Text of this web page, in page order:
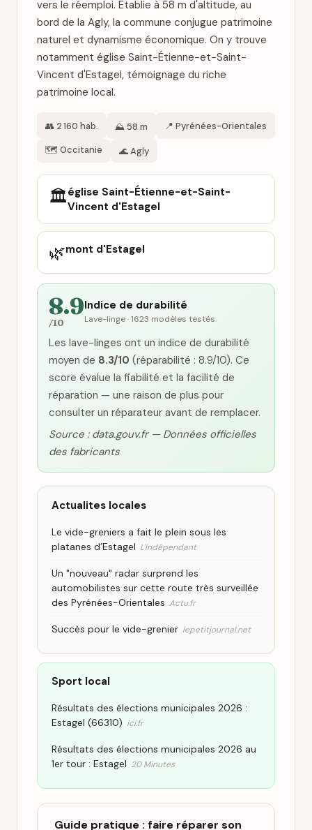
vers le réemploi. Établie à 58 m d'altitude, au
bord de la Agly, la commune conjugue patrimoine
naturel et dynamisme économique. On y trouve
notamment église Saint-Étienne-et-Saint-
Vincent d'Estagel, témoignage du riche
patrimoine local.
👥 2 160 hab. ⛰️ 58 m 📍 Pyrénées-Orientales
🗺️ Occitanie 🌊 Agly
🏛️église Saint-Étienne-et-Saint-
Vincent d'Estagel
🌿mont d'Estagel
8.9
/10
Indice de durabilité
Lave-linge · 1623 modèles testés
Les lave-linges ont un indice de durabilité
moyen de 8.3/10 (réparabilité : 8.9/10). Ce
score évalue la fiabilité et la facilité de
réparation — une raison de plus pour
consulter un réparateur avant de remplacer.
Source : data.gouv.fr — Données officielles
des fabricants
Actualites locales
Le vide-greniers a fait le plein sous les
platanes d’Estagel L'Indépendant
Un "nouveau" radar surprend les
automobilistes sur cette route très surveillée
des Pyrénées-Orientales Actu.fr
Succès pour le vide-grenier lepetitjournal.net
Sport local
Résultats des élections municipales 2026 :
Estagel (66310) ici.fr
Résultats des élections municipales 2026 au
1er tour : Estagel 20 Minutes
Guide pratique : faire réparer son